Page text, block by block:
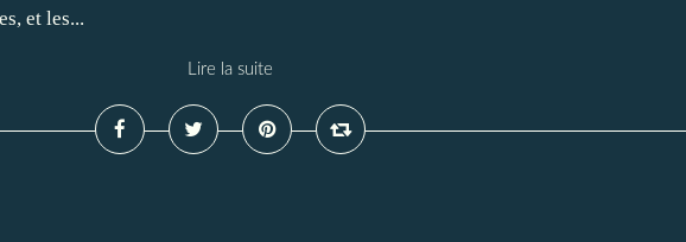
et les...
Lire la suite